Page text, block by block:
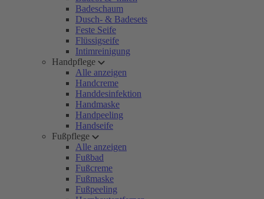
Badeschaum
Dusch- & Badesets
Feste Seife
Flüssigseife
Intimreinigung
Handpflege
Alle anzeigen
Handcreme
Handdesinfektion
Handmaske
Handpeeling
Handseife
Fußpflege
Alle anzeigen
Fußbad
Fußcreme
Fußmaske
Fußpeeling